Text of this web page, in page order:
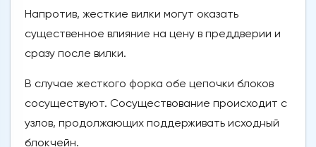
Напротив, жесткие вилки могут оказать
существенное влияние на цену в преддверии и
сразу после вилки.
В случае жесткого форка обе цепочки блоков
сосуществуют. Сосуществование происходит с
узлов, продолжающих поддерживать исходный
блокчейн.